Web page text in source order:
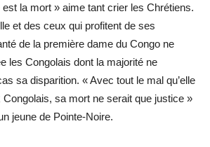
la mort » aime tant crier les Chrétiens.
et des ceux qui profitent de ses
de la première dame du Congo ne
les Congolais dont la majorité ne
sa disparition. « Avec tout le mal qu’elle
sa mort ne serait que justice »
jeune de Pointe-Noire.